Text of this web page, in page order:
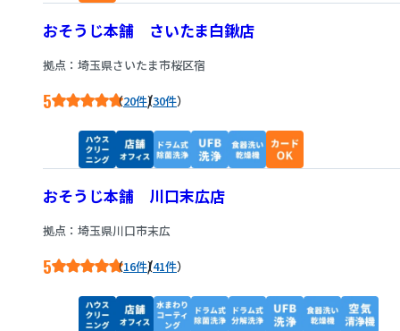
おそうじ本舗 さいたま白鍬店
拠点：埼玉県さいたま市桜区宿
5 20件/30件
おそうじ本舗 川口末広店
拠点：埼玉県川口市末広
5 16件/41件